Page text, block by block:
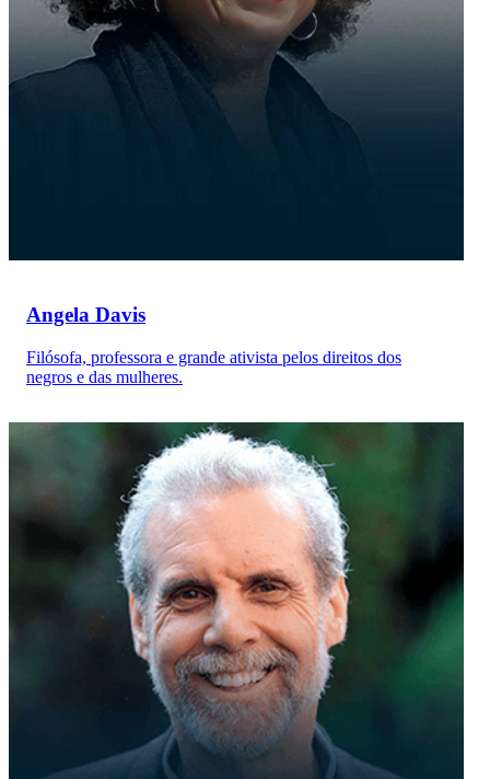
Angela Davis
Filósofa, professora e grande ativista pelos direitos dos
negros e das mulheres.